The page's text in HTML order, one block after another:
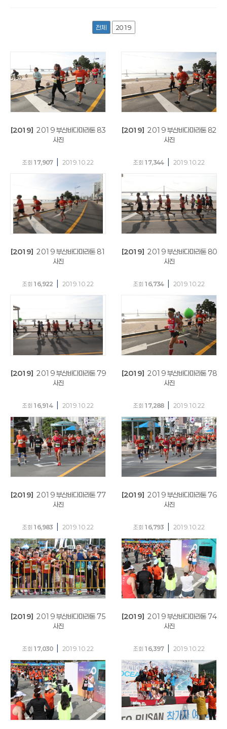
전체 2019
[2019] 2019 부산바다마라톤 83
사진
조회 17,907 2019.10.22
[2019] 2019 부산바다마라톤 82
사진
조회 17,344 2019.10.22
[2019] 2019 부산바다마라톤 81
사진
조회 16,922 2019.10.22
[2019] 2019 부산바다마라톤 80
사진
조회 16,734 2019.10.22
[2019] 2019 부산바다마라톤 79
사진
조회 16,914 2019.10.22
[2019] 2019 부산바다마라톤 78
사진
조회 17,288 2019.10.22
[2019] 2019 부산바다마라톤 77
사진
조회 16,983 2019.10.22
[2019] 2019 부산바다마라톤 76
사진
조회 16,793 2019.10.22
[2019] 2019 부산바다마라톤 75
사진
조회 17,030 2019.10.22
[2019] 2019 부산바다마라톤 74
사진
조회 16,397 2019.10.22